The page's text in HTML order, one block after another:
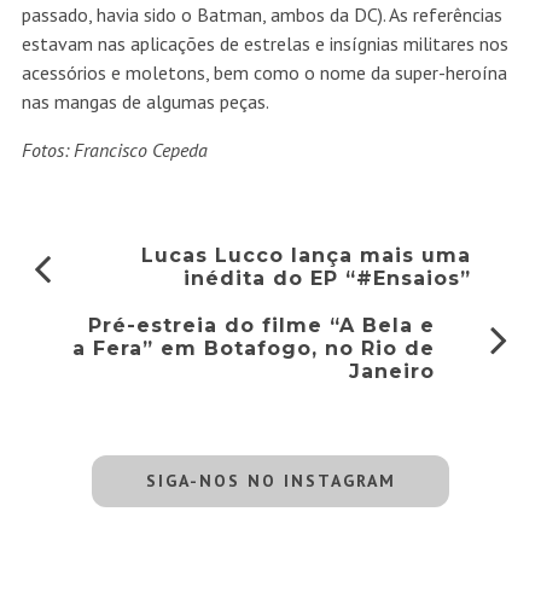
passado, havia sido o Batman, ambos da DC). As referências
estavam nas aplicações de estrelas e insígnias militares nos
acessórios e moletons, bem como o nome da super-heroína
nas mangas de algumas peças.
Fotos: Francisco Cepeda
Lucas Lucco lança mais uma
inédita do EP “#Ensaios”
Pré-estreia do filme “A Bela e
a Fera” em Botafogo, no Rio de
Janeiro
SIGA-NOS NO INSTAGRAM